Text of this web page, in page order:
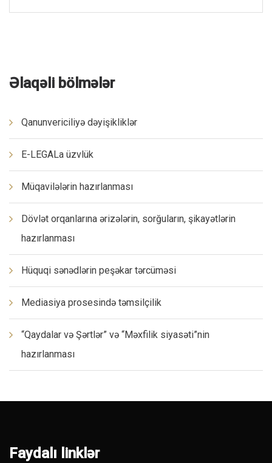
Əlaqəli bölmələr
Qanunvericiliyə dəyişikliklər
E-LEGALa üzvlük
Müqavilələrin hazırlanması
Dövlət orqanlarına ərizələrin, sorğuların, şikayətlərin
hazırlanması
Hüquqi sənədlərin peşəkar tərcüməsi
Mediasiya prosesində təmsilçilik
“Qaydalar və Şərtlər” və “Məxfilik siyasəti”nin
hazırlanması
Faydalı linklər